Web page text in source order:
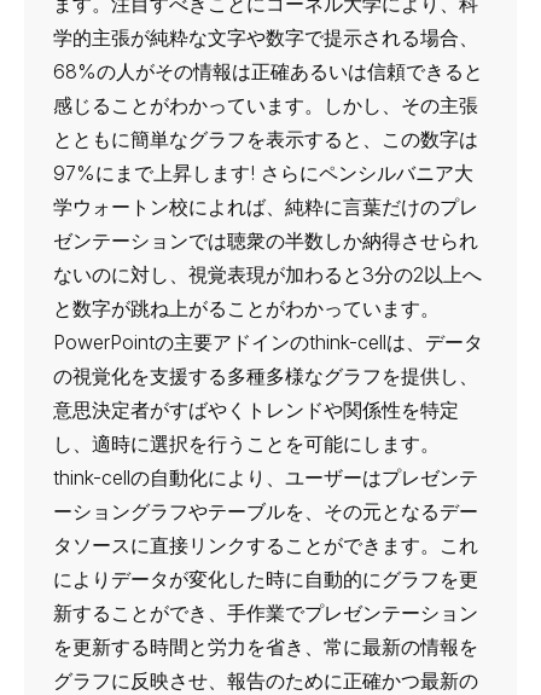
学的主張が純粋な文字や数字で提示される場合、
68%の人がその情報は正確あるいは信頼できると
感じることがわかっています。しかし、その主張
とともに簡単なグラフを表示すると、この数字は
97%にまで上昇します! さらにペンシルバニア大
学ウォートン校によれば、純粋に言葉だけのプレ
ゼンテーションでは聴衆の半数しか納得させられ
ないのに対し、視覚表現が加わると3分の2以上へ
と数字が跳ね上がることがわかっています。
PowerPointの主要アドインのthink-cellは、データ
の視覚化を支援する多種多様なグラフを提供し、
意思決定者がすばやくトレンドや関係性を特定
し、適時に選択を行うことを可能にします。
think-cellの自動化により、ユーザーはプレゼンテ
ーショングラフやテーブルを、その元となるデー
タソースに直接リンクすることができます。これ
によりデータが変化した時に自動的にグラフを更
新することができ、手作業でプレゼンテーション
を更新する時間と労力を省き、常に最新の情報を
グラフに反映させ、報告のために正確かつ最新の